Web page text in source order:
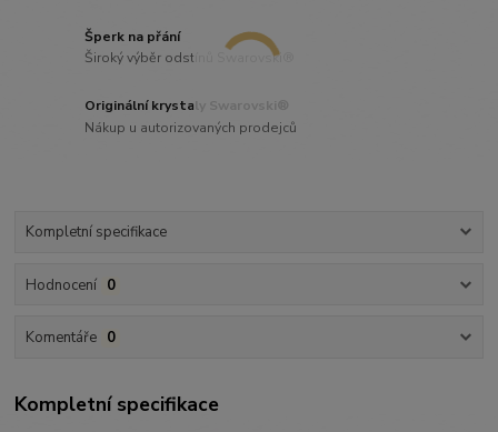
Šperk na přání
Široký výběr odstínů Swarovski®
Originální krystaly Swarovski®
Nákup u autorizovaných prodejců
Kompletní specifikace
Hodnocení 0
Komentáře 0
Kompletní specifikace